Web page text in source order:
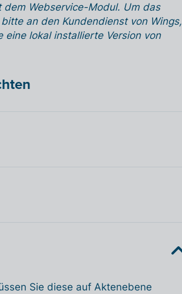
Webservice-Modul. Um das
an den Kundendienst von Wings,
lokal installierte Version von
Sie diese auf Aktenebene